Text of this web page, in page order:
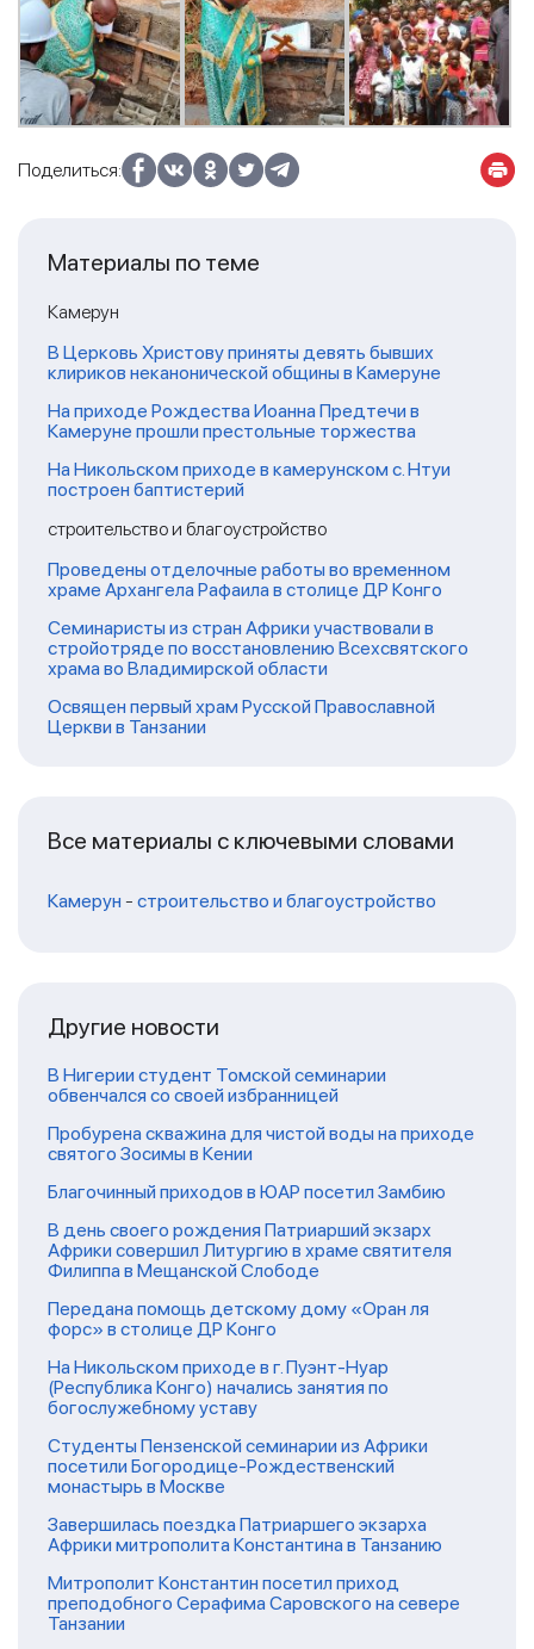
Поделиться:
Материалы по теме
Камерун
В Церковь Христову приняты девять бывших
клириков неканонической общины в Камеруне
На приходе Рождества Иоанна Предтечи в
Камеруне прошли престольные торжества
На Никольском приходе в камерунском с. Нтуи
построен баптистерий
строительство и благоустройство
Проведены отделочные работы во временном
храме Архангела Рафаила в столице ДР Конго
Семинаристы из стран Африки участвовали в
стройотряде по восстановлению Всехсвятского
храма во Владимирской области
Освящен первый храм Русской Православной
Церкви в Танзании
Все материалы с ключевыми словами
Камерун - строительство и благоустройство
Другие новости
В Нигерии студент Томской семинарии
обвенчался со своей избранницей
Пробурена скважина для чистой воды на приходе
святого Зосимы в Кении
Благочинный приходов в ЮАР посетил Замбию
В день своего рождения Патриарший экзарх
Африки совершил Литургию в храме святителя
Филиппа в Мещанской Слободе
Передана помощь детскому дому «Оран ля
форс» в столице ДР Конго
На Никольском приходе в г. Пуэнт-Нуар
(Республика Конго) начались занятия по
богослужебному уставу
Студенты Пензенской семинарии из Африки
посетили Богородице-Рождественский
монастырь в Москве
Завершилась поездка Патриаршего экзарха
Африки митрополита Константина в Танзанию
Митрополит Константин посетил приход
преподобного Серафима Саровского на севере
Танзании